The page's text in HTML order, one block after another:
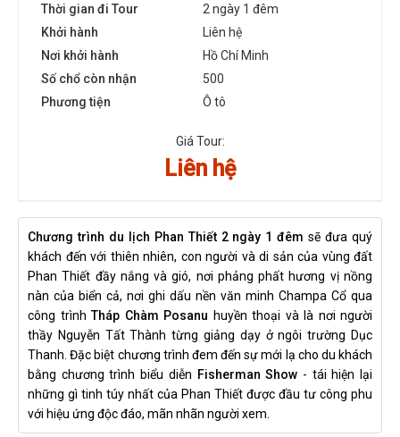
Thời gian đi Tour
2 ngày 1 đêm
Khởi hành
Liên hệ
Nơi khởi hành
Hồ Chí Minh
Số chổ còn nhận
500
Phương tiện
Ô tô
Giá Tour:
Liên hệ
Chương trình du lịch Phan Thiết 2 ngày 1 đêm sẽ đưa quý
khách đến với thiên nhiên, con người và di sản của vùng đất
Phan Thiết đầy nắng và gió, nơi phảng phất hương vị nồng
nàn của biển cả, nơi ghi dấu nền văn minh Champa Cổ qua
công trìnhTháp Chàm Posanu huyền thoại và là nơi người
thầy Nguyễn Tất Thành từng giảng dạy ở ngôi trường Dục
Thanh. Đặc biệt chương trình đem đến sự mới lạ cho du khách
bằng chương trình biểu diễn Fisherman Show - tái hiện lại
những gì tinh túy nhất của Phan Thiết được đầu tư công phu
với hiệu ứng độc đáo, mãn nhãn người xem.